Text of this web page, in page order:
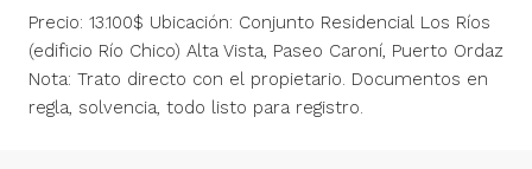
Precio: 13.100$ Ubicación: Conjunto Residencial Los Ríos
(edificio Río Chico) Alta Vista, Paseo Caroní, Puerto Ordaz
Nota: Trato directo con el propietario. Documentos en
regla, solvencia, todo listo para registro.